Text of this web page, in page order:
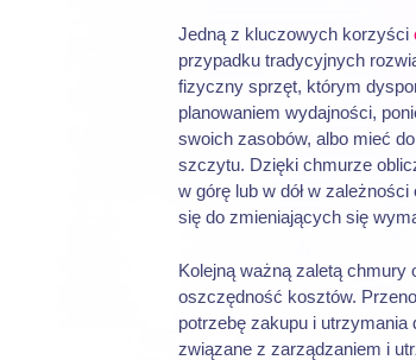
Jedną z kluczowych korzyści
przypadku tradycyjnych
fizyczny sprzęt, którym
planowaniem wydajności,
swoich zasobów, albo mieć
szczytu. Dzięki chmurze
w górę lub w dół w
się do zmieniających się
Kolejną ważną zaletą chmury
oszczędność kosztów.
potrzebę zakupu i
związane z zarządzaniem i